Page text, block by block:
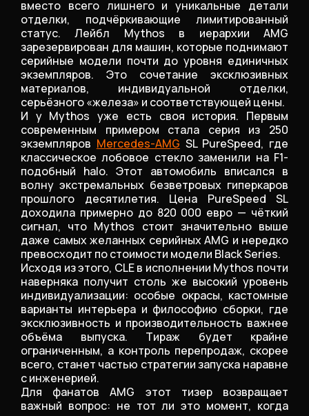
вместо всего лишнего и уникальные детали
отделки, подчёркивающие лимитированный
статус. Лейбл Mythos в иерархии AMG
зарезервирован для машин, которые поднимают
серийные модели почти до уровня единичных
экземпляров. Это сочетание эксклюзивных
материалов, индивидуальной отделки,
серьёзного «железа» и соответствующей цены.
И у Mythos уже есть своя история. Первым
современным примером стала серия из 250
экземпляров Mercedes-AMG SL PureSpeed, где
классическое лобовое стекло заменили на F1-
подобный halo. Этот автомобиль вписался в
волну экстремальных безветровых гиперкаров
прошлого десятилетия. Цена PureSpeed SL
доходила примерно до 820 000 евро — чёткий
сигнал, что Mythos стоит значительно выше
даже самых желанных серийных AMG и нередко
превосходит по стоимости модели Black Series.
Исходя из этого, CLE в исполнении Mythos почти
наверняка получит столь же высокий уровень
индивидуализации: особые окрасы, кастомные
варианты интерьера и философию сборки, где
эксклюзивность и производительность важнее
объёма выпуска. Тираж будет крайне
ограниченным, а контроль перепродаж, скорее
всего, станет частью стратегии запуска наравне
с инженерией.
Для фанатов AMG этот тизер возвращает
важный вопрос: не тот ли это момент, когда